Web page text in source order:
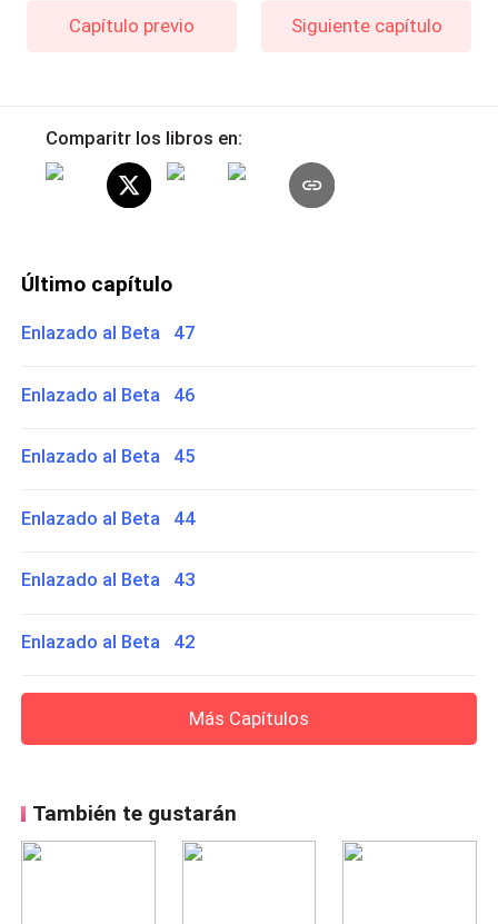
Capítulo previo Siguiente capítulo
Comparitr los libros en:
Último capítulo
Enlazado al Beta 47
Enlazado al Beta 46
Enlazado al Beta 45
Enlazado al Beta 44
Enlazado al Beta 43
Enlazado al Beta 42
Más Capítulos
También te gustarán